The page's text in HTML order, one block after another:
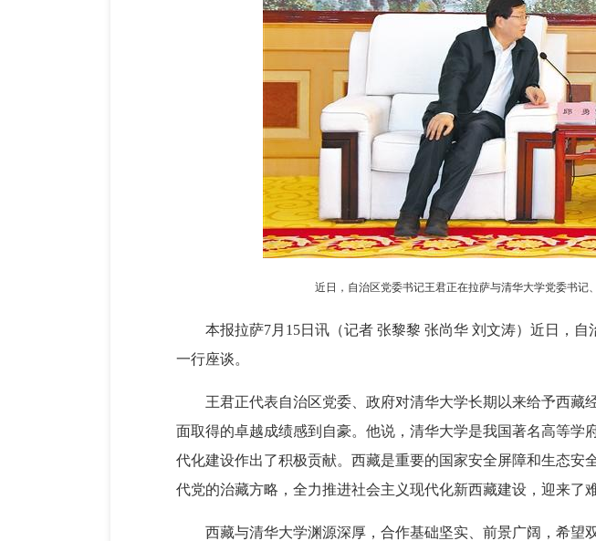
近日，自治区党委书记王君正在拉萨与清华大学党委书
本报拉萨7月15日讯（记者 张黎黎 张尚华 刘文涛）近日，
一行座谈。
王君正代表自治区党委、政府对清华大学长期以来给予西
面取得的卓越成绩感到自豪。他说，清华大学是我国著名高等
代化建设作出了积极贡献。西藏是重要的国家安全屏障和生态
代党的治藏方略，全力推进社会主义现代化新西藏建设，迎来了
西藏与清华大学渊源深厚，合作基础坚实、前景广阔，希